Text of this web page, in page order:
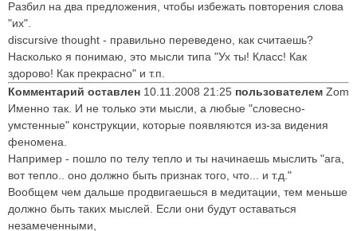
Разбил на два предложения, чтобы избежать повторения слова
"их".
discursive thought - правильно переведено, как считаешь?
Насколько я понимаю, это мысли типа "Ух ты! Класс! Как
здорово! Как прекрасно" и т.п.
Комментарий оставлен 10.11.2008 21:25 пользователем Zom
Именно так. И не только эти мысли, а любые "словесно-
умстенные" конструкции, которые появляются из-за видения
феномена.
Например - пошло по телу тепло и ты начинаешь мыслить "ага,
вот тепло.. оно должно быть признак того, что... и т.д."
Вообщем чем дальше продвигаешься в медитации, тем меньше
должно быть таких мыслей. Если они будут оставаться
незамеченными,